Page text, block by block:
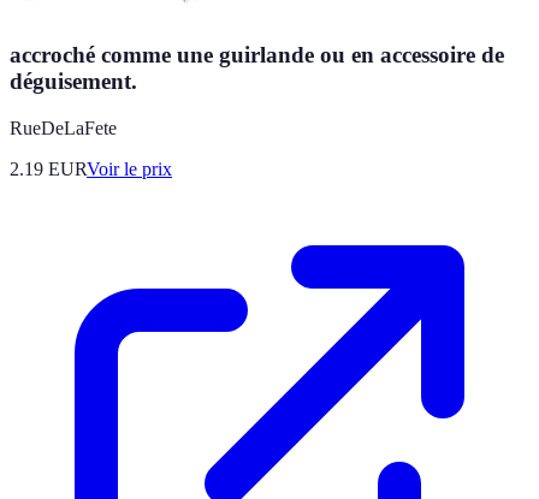
accroché comme une guirlande ou en accessoire de
déguisement.
RueDeLaFete
2.19 EURVoir le prix